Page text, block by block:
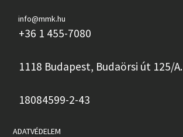
info@mmk.hu
+36 1 455-7080
1118 Budapest, Budaörsi út 125/A.
18084599-2-43
ADATVÉDELEM